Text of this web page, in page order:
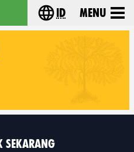
Choose your
id Menu
SEKARANG